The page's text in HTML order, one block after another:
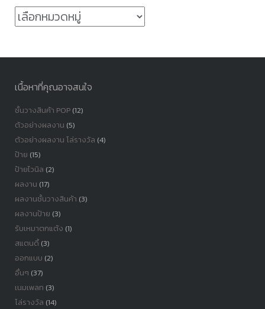
หมวด
เนื้อหาที่คุณอาจสนใจ
ชั้นวางสินค้า POP(12)
ตัวอย่างผลงาน (5)
ตัวอย่างผลงาน โล่รางวัล (4)
ป้าย (15)
ป้ายไวนิล (2)
ผลงาน (17)
ผลงานชั้นวางสินค้า (3)
ผลงานป้าย (3)
รับเหมาตกแต้ง (1)
สแตนดี้(3)
ออกแบบ (2)
อื่นๆ (37)
เนมเพลท (3)
โล่รางวัล (14)